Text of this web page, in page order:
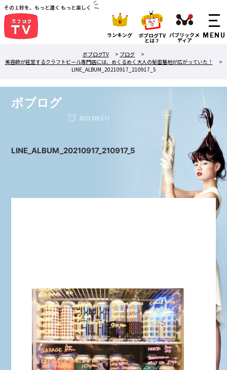
その１秒を、もっと濃く もっと楽しく
ランキング ボブログTV
とは？
パブリックメ
ディア
ボブログTV
> ブログ
>
美容師が経営するクラフトビール専門店には、めくるめく大人の秘密基地が広がっていた！
>
LINE_ALBUM_20210917_210917_5
ボブログ
2021/09/17/
LINE_ALBUM_20210917_210917_5